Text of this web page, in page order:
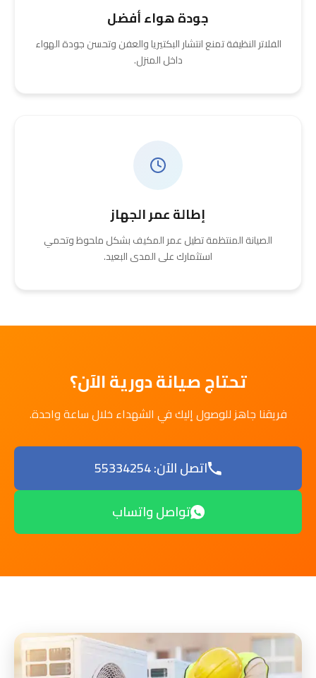
جودة هواء أفضل
الفلاتر النظيفة تمنع انتشار البكتيريا والعفن وتحسن جودة الهواء
داخل المنزل.
إطالة عمر الجهاز
الصيانة المنتظمة تطيل عمر المكيف بشكل ملحوظ وتحمي
استثمارك على المدى البعيد.
تحتاج صيانة دورية الآن؟
فريقنا جاهز للوصول إليك في الشهداء خلال ساعة واحدة.
اتصل الآن: 55334254
تواصل واتساب